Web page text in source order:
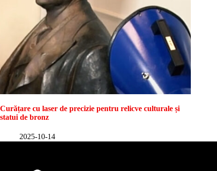
Curățare cu laser de precizie pentru relicve culturale și
statui de bronz
2025-10-14